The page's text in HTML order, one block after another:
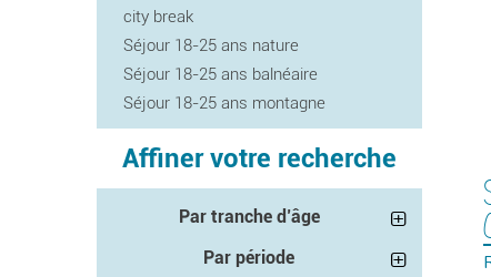
city break
Séjour 18-25 ans nature
Séjour 18-25 ans balnéaire
Séjour 18-25 ans montagne
Affiner votre recherche
Par tranche d’âge
Par période